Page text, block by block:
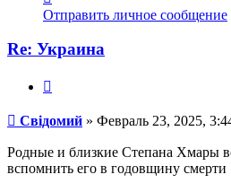
информация
пользователя
Отправить личное сообщение
Re: Украина
Сообщение
Свідомий » Февраль 23, 2025,
Родные и близкие Степана Хмары
вспомнить его в годовщину смерти